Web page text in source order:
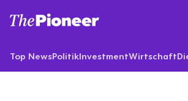
Top NewsPolitikInvestmentWirtschaft